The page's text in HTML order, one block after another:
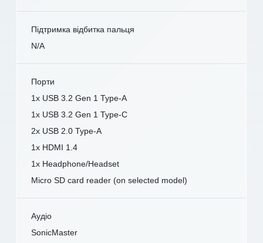
Підтримка відбитка пальця
N/A
Порти
1x USB 3.2 Gen 1 Type-A
1x USB 3.2 Gen 1 Type-C
2x USB 2.0 Type-A
1x HDMI 1.4
1x Headphone/Headset
Micro SD card reader (on selected model)
Аудіо
SonicMaster